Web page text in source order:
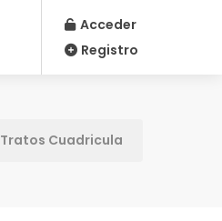
Acceder
Registro
Tratos Cuadricula